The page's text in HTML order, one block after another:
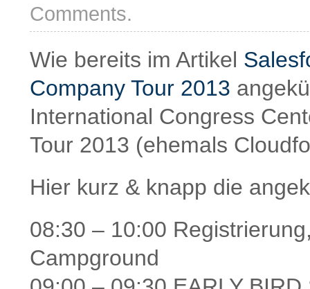
Comments.
Wie bereits im Artikel
Company Tour 2013
International Congress
Tour 2013 (ehemals
Hier kurz & knapp die
08:30 – 10:00
Campground